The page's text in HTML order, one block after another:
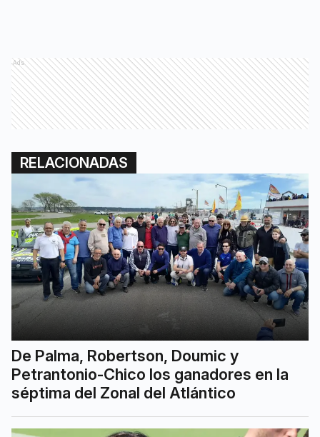
Ads
RELACIONADAS
De Palma, Robertson, Doumic y
Petrantonio-Chico los ganadores en la
séptima del Zonal del Atlántico